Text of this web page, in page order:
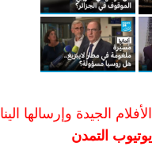
الجيدة وإرسالها الينا
التمدن